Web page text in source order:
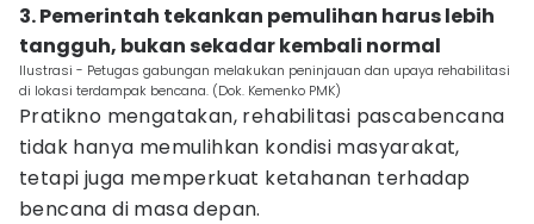
3. Pemerintah tekankan pemulihan harus lebih
tangguh, bukan sekadar kembali normal
Ilustrasi - Petugas gabungan melakukan peninjauan dan upaya rehabilitasi
di lokasi terdampak bencana. (Dok. Kemenko PMK)
Pratikno mengatakan, rehabilitasi pascabencana
tidak hanya memulihkan kondisi masyarakat,
tetapi juga memperkuat ketahanan terhadap
bencana di masa depan.